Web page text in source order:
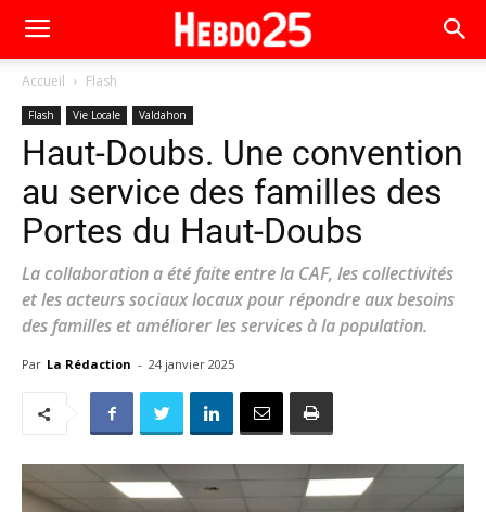
Accueil Flash
Flash Vie Locale Valdahon
Haut-Doubs. Une convention
au service des familles des
Portes du Haut-Doubs
La collaboration a été faite entre la CAF, les collectivités
et les acteurs sociaux locaux pour répondre aux besoins
des familles et améliorer les services à la population.
Par La Rédaction - 24 janvier 2025